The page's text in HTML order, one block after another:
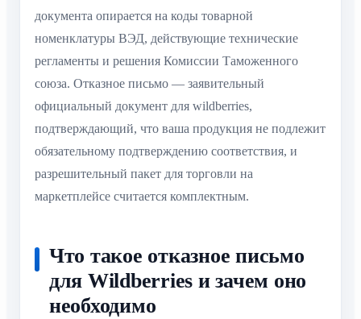
документа опирается на коды товарной
номенклатуры ВЭД, действующие технические
регламенты и решения Комиссии Таможенного
союза. Отказное письмо — заявительный
официальный документ для wildberries,
подтверждающий, что ваша продукция не подлежит
обязательному подтверждению соответствия, и
разрешительный пакет для торговли на
маркетплейсе считается комплектным.
Что такое отказное письмо
для Wildberries и зачем оно
необходимо